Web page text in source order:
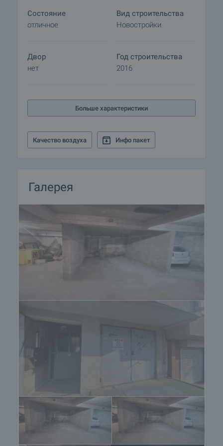
подробной информации о процедуре покупки и
порядке оплаты.
Состояние
отличное
Вид строительства
Новостройки
Двор
нет
Год строительства
2016
Больше характеристики
Качество воздуха Инфо пакет
Галерея